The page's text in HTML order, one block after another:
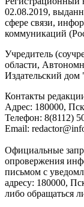
02.08.2019,
сфере связи,
коммуникаций
Учредитель
области,
Издательский
Контакты
Адреc: 180000,
Телефон: 8(8112)
Email:
Официальные
опровержения
письмом с
адресу: 180000,
либо обращаться